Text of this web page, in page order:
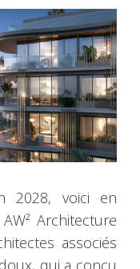
2028, voici en
Architecture
associés